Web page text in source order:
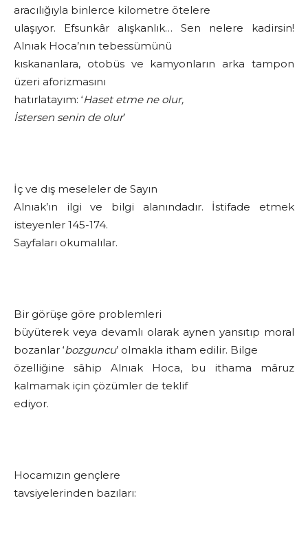
aracılığıyla binlerce kilometre ötelere
ulaşıyor. Efsunkâr alışkanlık… Sen nelere kadirsin!
Alnıak Hoca’nın tebessümünü
kıskananlara, otobüs ve kamyonların arka tampon
üzeri aforizmasını
hatırlatayım: ‘Haset etme ne olur,
İstersen senin de olur’
İç ve dış meseleler de Sayın
Alnıak’ın ilgi ve bilgi alanındadır. İstifade etmek
isteyenler 145-174.
Sayfaları okumalılar.
Bir görüşe göre problemleri
büyüterek veya devamlı olarak aynen yansıtıp moral
bozanlar ‘bozguncu’ olmakla itham edilir. Bilge
özelliğine sâhip Alnıak Hoca, bu ithama mâruz
kalmamak için çözümler de teklif
ediyor.
Hocamızın gençlere
tavsiyelerinden bazıları: